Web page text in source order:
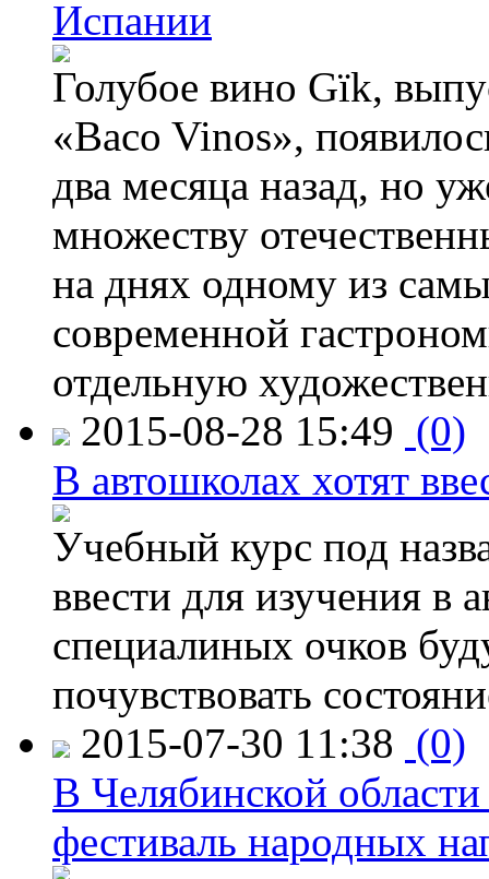
Испании
Голубое вино Gïk,
«Baco Vinos»,
два месяца назад, но
множеству
на днях одному из
современной
отдельную
2015-08-28 15:49 (0)
В автошколах хотят
Учебный курс под
ввести для изучения
специалиных очков
почувствовать
2015-07-30 11:38 (0)
В Челябинской
фестиваль народных